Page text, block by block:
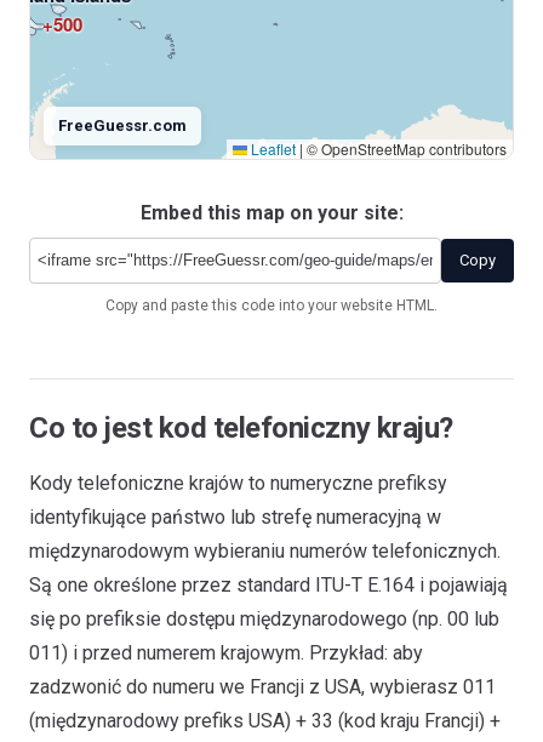
+500
Antarctica
+672
Leaflet | © OpenStreetMap contributors
FreeGuessr.com
Embed this map on your site:
Copy
Copy and paste this code into your website HTML.
Co to jest kod telefoniczny kraju?
Kody telefoniczne krajów to numeryczne prefiksy
identyfikujące państwo lub strefę numeracyjną w
międzynarodowym wybieraniu numerów telefonicznych.
Są one określone przez standard ITU-T E.164 i pojawiają
się po prefiksie dostępu międzynarodowego (np. 00 lub
011) i przed numerem krajowym. Przykład: aby
zadzwonić do numeru we Francji z USA, wybierasz 011
(międzynarodowy prefiks USA) + 33 (kod kraju Francji) +